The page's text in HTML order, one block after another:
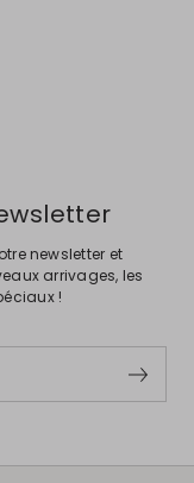
newsletter et
arrivages, les
!